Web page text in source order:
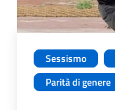
Sessismo
Parità di genere